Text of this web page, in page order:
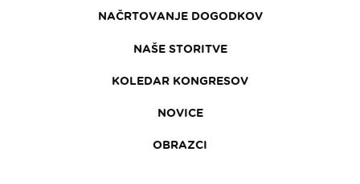
NAČRTOVANJE DOGODKOV
NAŠE STORITVE
KOLEDAR KONGRESOV
NOVICE
OBRAZCI